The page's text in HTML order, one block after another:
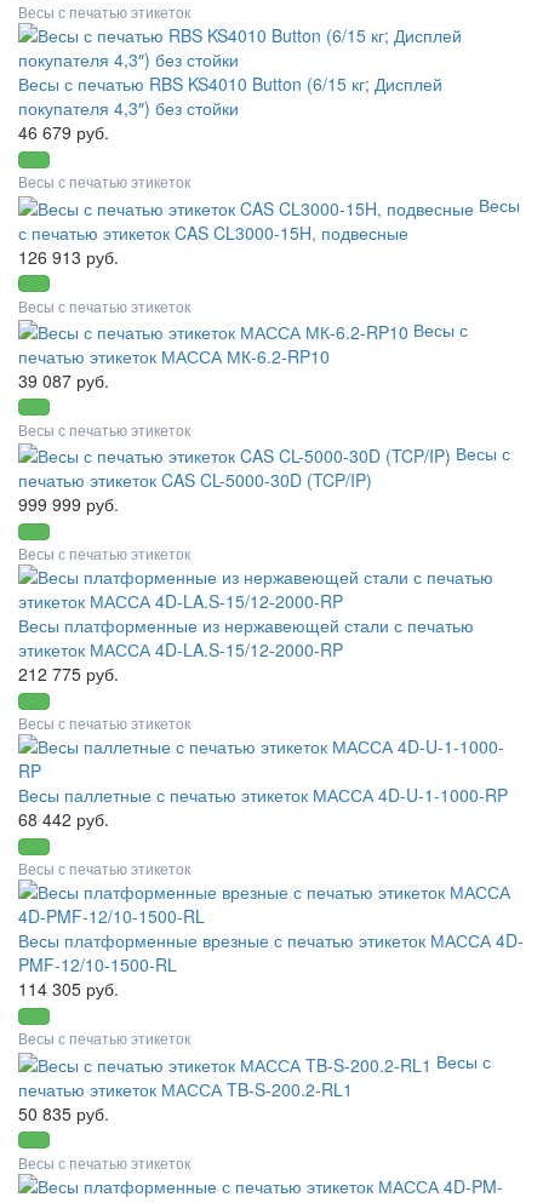
Весы с печатью этикеток
Весы с печатью RBS KS4010 Button (6/15 кг; Дисплей
покупателя 4,3″) без стойки
46 679 руб.
Весы с печатью этикеток
Весы
с печатью этикеток CAS CL3000-15H, подвесные
126 913 руб.
Весы с печатью этикеток
Весы с
печатью этикеток МАССА МК-6.2-RP10
39 087 руб.
Весы с печатью этикеток
Весы с
печатью этикеток CAS CL-5000-30D (TCP/IP)
999 999 руб.
Весы с печатью этикеток
Весы платформенные из нержавеющей стали с печатью
этикеток МАССА 4D-LA.S-15/12-2000-RP
212 775 руб.
Весы с печатью этикеток
Весы паллетные с печатью этикеток МАССА 4D-U-1-1000-RP
68 442 руб.
Весы с печатью этикеток
Весы платформенные врезные с печатью этикеток МАССА 4D-
PMF-12/10-1500-RL
114 305 руб.
Весы с печатью этикеток
Весы с
печатью этикеток МАССА TB-S-200.2-RL1
50 835 руб.
Весы с печатью этикеток